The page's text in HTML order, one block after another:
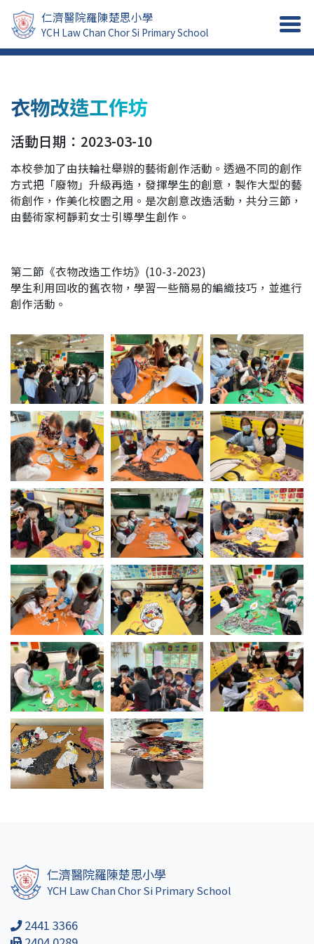
仁濟醫院羅陳楚思小學
YCH Law Chan Chor Si Primary School
衣物改造工作坊
活動日期：2023-03-10
本校參加了由扶輪社舉辦的藝術創作活動。透過不同的創作
方式把「廢物」升級再造，發揮學生的創意，製作大型的藝
術創作，作美化校園之用。是次創意改造活動，共分三節，
由藝術家柯靜莉女士引導學生創作。
第二節《衣物改造工作坊》(10-3-2023)
學生利用回收的舊衣物，學習一些簡易的編織技巧，並進行
創作活動。
仁濟醫院羅陳楚思小學
YCH Law Chan Chor Si Primary School
2441 3366